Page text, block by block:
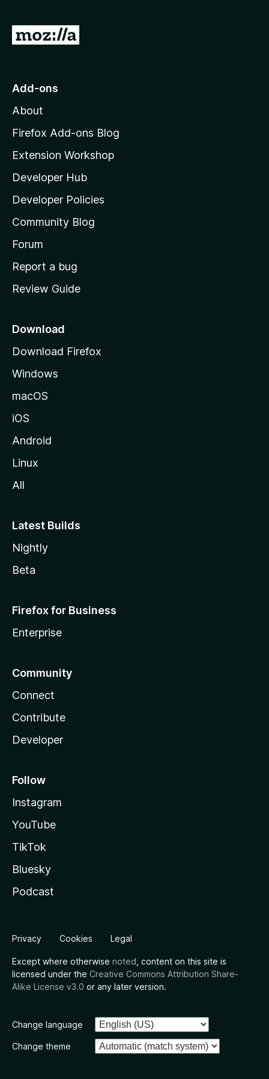
G
o
o
z
l
l
a
s
h
o
e
a
e
Add-ons
About
Firefox Add-ons Blog
Extension Workshop
Developer Hub
Developer Policies
Community Blog
Forum
Report a bug
Review Guide
Download
Download Firefox
Windows
macOS
iOS
Android
Linux
All
Latest Builds
Nightly
Beta
Firefox for Business
Enterprise
Community
Connect
Contribute
Developer
Follow
Instagram
YouTube
TikTok
Bluesky
Podcast
Privacy Cookies Legal
Except where otherwise noted , content on this site is
licensed under the Creative Commons Attribution Share-
Alike License v3.0 or any later version.
Change language
Change theme